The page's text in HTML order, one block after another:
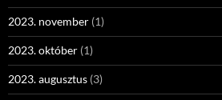
2023. november (1)
2023. október (1)
2023. augusztus (3)